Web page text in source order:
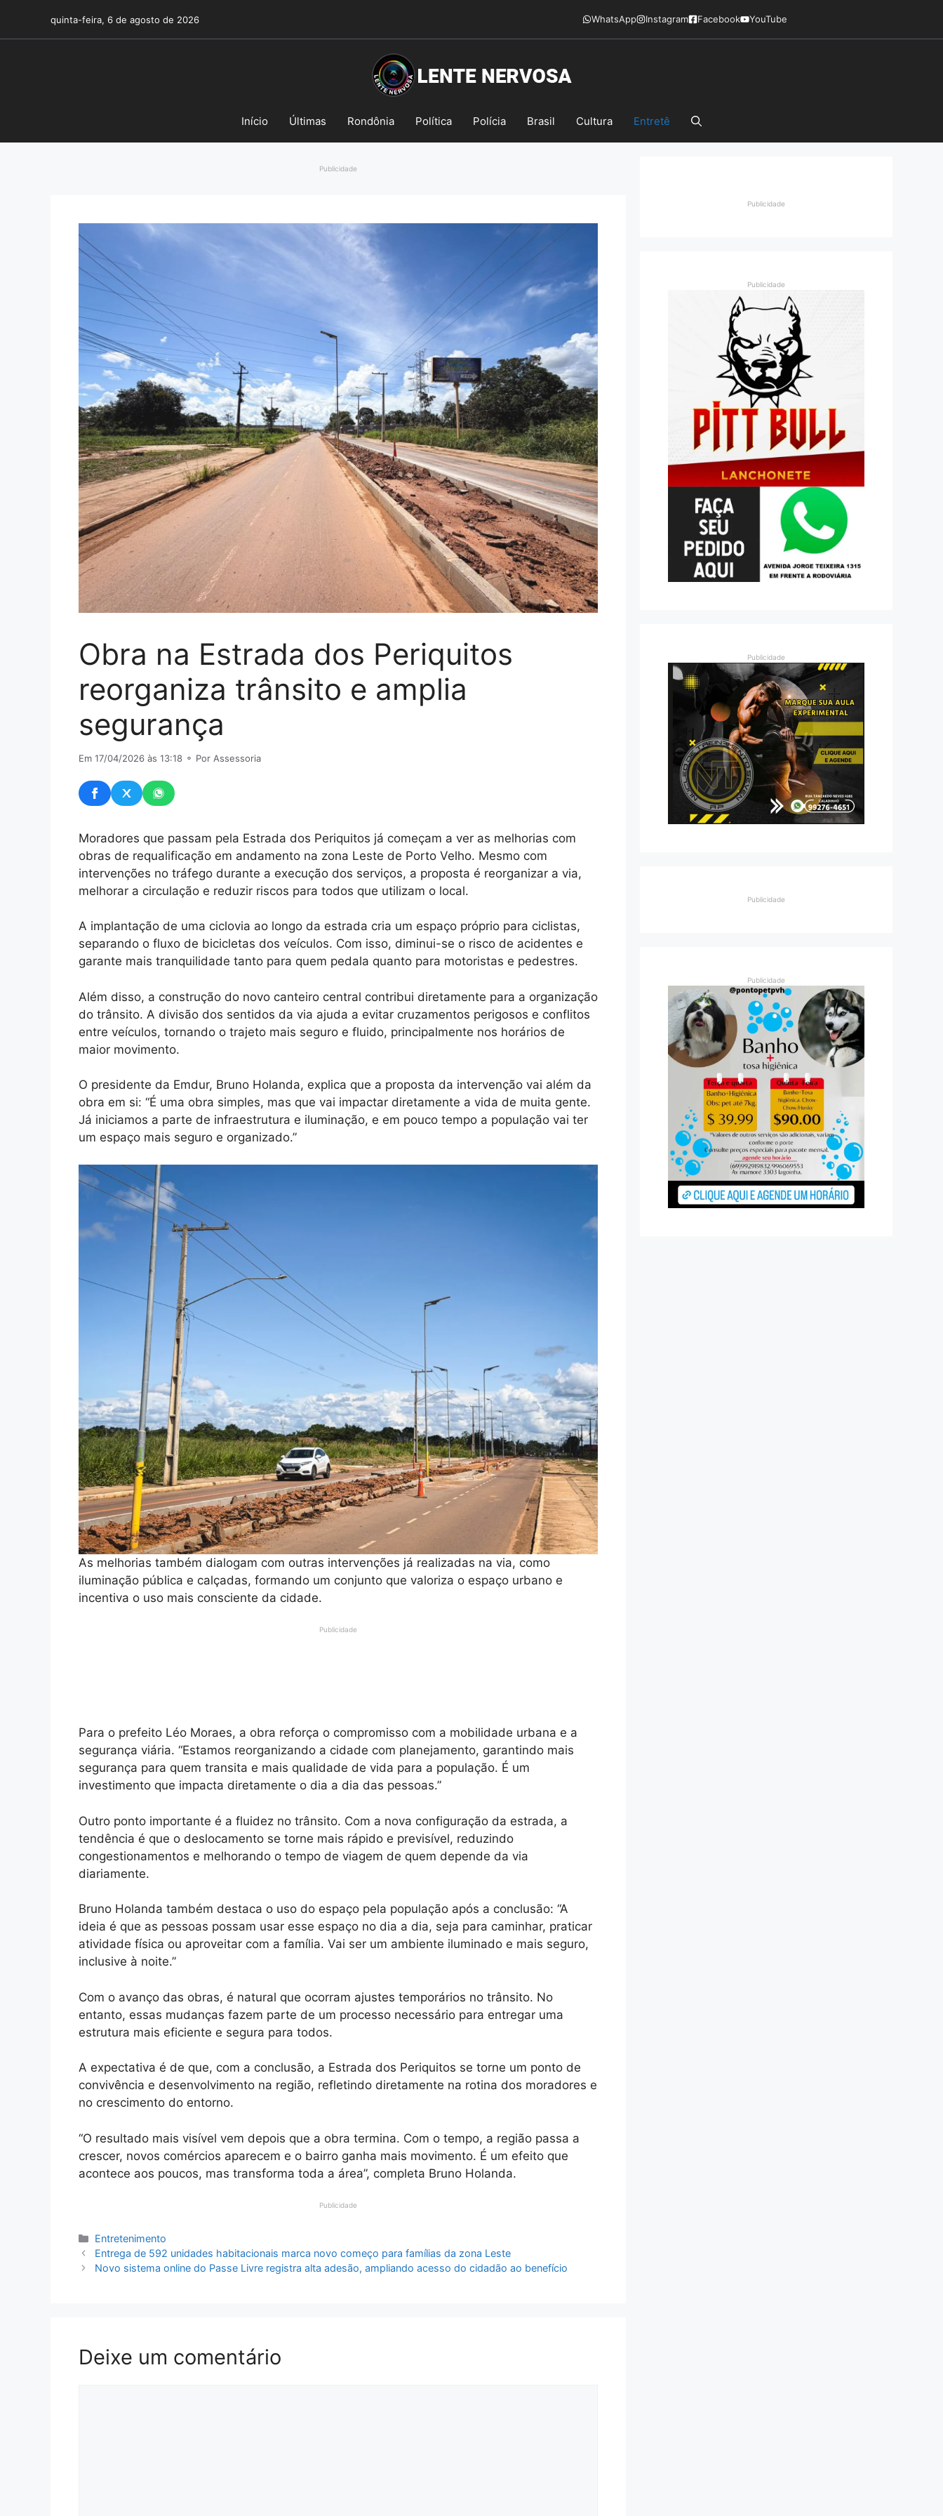
o
quinta-feira, 6 de agosto de 2026 WhatsApp Instagram Facebook YouTube
Início Últimas Rondônia Política Polícia Brasil Cultura Entretê
Publicidade
Obra na Estrada dos Periquitos
reorganiza trânsito e amplia
segurança
Em 17/04/2026 às 13:18 ⚬ Por Assessoria
Moradores que passam pela Estrada dos Periquitos já começam a ver as melhorias com
obras de requalificação em andamento na zona Leste de Porto Velho. Mesmo com
intervenções no tráfego durante a execução dos serviços, a proposta é reorganizar a via,
melhorar a circulação e reduzir riscos para todos que utilizam o local.
A implantação de uma ciclovia ao longo da estrada cria um espaço próprio para ciclistas,
separando o fluxo de bicicletas dos veículos. Com isso, diminui-se o risco de acidentes e
garante mais tranquilidade tanto para quem pedala quanto para motoristas e pedestres.
Além disso, a construção do novo canteiro central contribui diretamente para a organização
do trânsito. A divisão dos sentidos da via ajuda a evitar cruzamentos perigosos e conflitos
entre veículos, tornando o trajeto mais seguro e fluido, principalmente nos horários de
maior movimento.
O presidente da Emdur, Bruno Holanda, explica que a proposta da intervenção vai além da
obra em si: “É uma obra simples, mas que vai impactar diretamente a vida de muita gente.
Já iniciamos a parte de infraestrutura e iluminação, e em pouco tempo a população vai ter
um espaço mais seguro e organizado.”
As melhorias também dialogam com outras intervenções já realizadas na via, como
iluminação pública e calçadas, formando um conjunto que valoriza o espaço urbano e
incentiva o uso mais consciente da cidade.
Publicidade
Para o prefeito Léo Moraes, a obra reforça o compromisso com a mobilidade urbana e a
segurança viária. “Estamos reorganizando a cidade com planejamento, garantindo mais
segurança para quem transita e mais qualidade de vida para a população. É um
investimento que impacta diretamente o dia a dia das pessoas.”
Outro ponto importante é a fluidez no trânsito. Com a nova configuração da estrada, a
tendência é que o deslocamento se torne mais rápido e previsível, reduzindo
congestionamentos e melhorando o tempo de viagem de quem depende da via
diariamente.
Bruno Holanda também destaca o uso do espaço pela população após a conclusão: “A
ideia é que as pessoas possam usar esse espaço no dia a dia, seja para caminhar, praticar
atividade física ou aproveitar com a família. Vai ser um ambiente iluminado e mais seguro,
inclusive à noite.”
Com o avanço das obras, é natural que ocorram ajustes temporários no trânsito. No
entanto, essas mudanças fazem parte de um processo necessário para entregar uma
estrutura mais eficiente e segura para todos.
A expectativa é de que, com a conclusão, a Estrada dos Periquitos se torne um ponto de
convivência e desenvolvimento na região, refletindo diretamente na rotina dos moradores e
no crescimento do entorno.
“O resultado mais visível vem depois que a obra termina. Com o tempo, a região passa a
crescer, novos comércios aparecem e o bairro ganha mais movimento. É um efeito que
acontece aos poucos, mas transforma toda a área”, completa Bruno Holanda.
Publicidade
Categorias
Entretenimento
Entrega de 592 unidades habitacionais marca novo começo para famílias da zona Leste
Novo sistema online do Passe Livre registra alta adesão, ampliando acesso do cidadão ao benefício
Deixe um comentário
Publicidade
Publicidade
Publicidade
Publicidade
Publicidade